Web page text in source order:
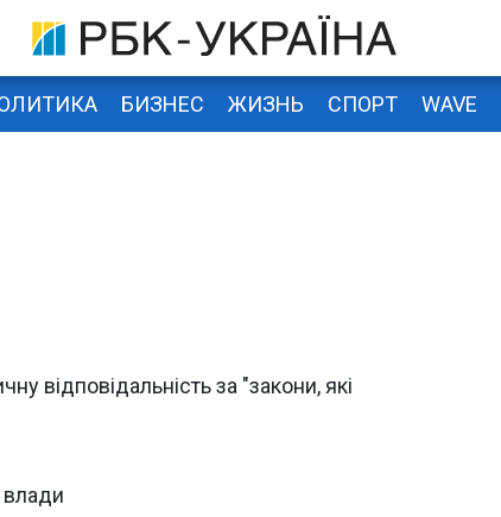
БИЗНЕС ЖИЗНЬ СПОРТ WAVE
відповідальність за "закони, які
влади